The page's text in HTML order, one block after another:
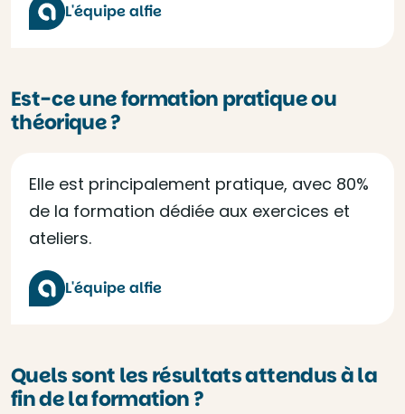
L'équipe alfie
Est-ce une formation pratique ou
théorique ?
Elle est principalement pratique, avec 80%
de la formation dédiée aux exercices et
ateliers.
L'équipe alfie
Quels sont les résultats attendus à la
fin de la formation ?